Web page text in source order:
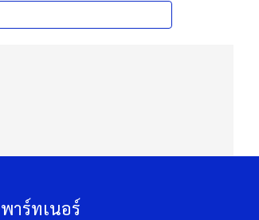
พาร์ทเนอร์